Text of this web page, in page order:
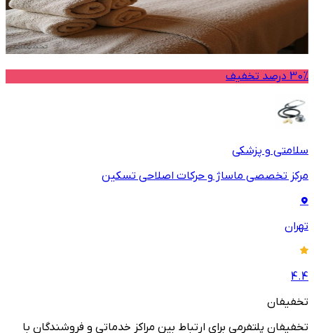
30% درصد تخفیف
سلامتی و پزشکی
مرکز تخصصی ماساژ و حرکات اصلاحی تسکین
تهران
4.4
تخفیفان
تخفیفان پلتفرمی برای ارتباط بین مراکز خدماتی و فروشندگان با